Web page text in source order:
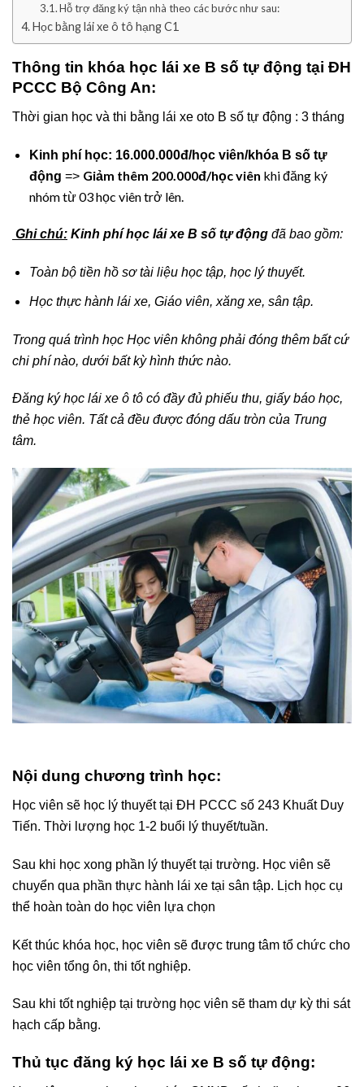
Hỗ trợ đăng ký tận nhà theo các bước như sau:
Học bằng lái xe ô tô hạng C1
Thông tin khóa học lái xe B số tự động tại ĐH
PCCC Bộ Công An:
Thời gian học và thi bằng lái xe oto B số tự động : 3 tháng
Kinh phí học: 16.000.000đ/học viên/khóa B số tự
động => Giảm thêm 200.000đ/học viên khi đăng ký
nhóm từ 03 học viên trở lên.
Ghi chú: Kinh phí học lái xe B số tự động đã bao gồm:
Toàn bộ tiền hồ sơ tài liệu học tập, học lý thuyết.
Học thực hành lái xe, Giáo viên, xăng xe, sân tập.
Trong quá trình học Học viên không phải đóng thêm bất cứ
chi phí nào, dưới bất kỳ hình thức nào.
Đăng ký học lái xe ô tô có đầy đủ phiếu thu, giấy báo học,
thẻ học viên. Tất cả đều được đóng dấu tròn của Trung
tâm.
Nội dung chương trình học:
Học viên sẽ học lý thuyết tại ĐH PCCC số 243 Khuất Duy
Tiến. Thời lượng học 1-2 buổi lý thuyết/tuần.
Sau khi học xong phần lý thuyết tại trường. Học viên sẽ
chuyển qua phần thực hành lái xe tại sân tập. Lịch học cụ
thể hoàn toàn do học viên lựa chọn
Kết thúc khóa học, học viên sẽ được trung tâm tổ chức cho
học viên tổng ôn, thi tốt nghiệp.
Sau khi tốt nghiệp tại trường học viên sẽ tham dự kỳ thi sát
hạch cấp bằng.
Thủ tục đăng ký học lái xe B số tự động: